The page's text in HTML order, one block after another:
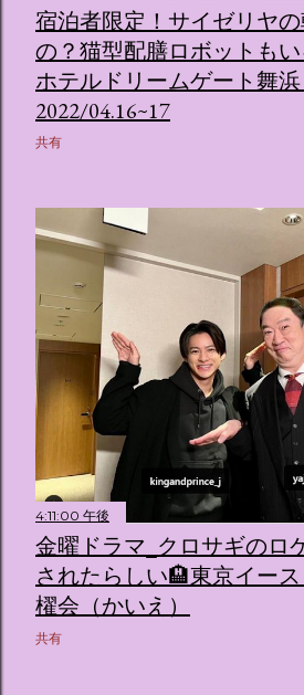
宿泊者限定！サイゼリヤ
の？猫型配膳ロボットも
ホテルドリームゲート舞浜
2022/04.16~17
共有
4:11:00 午後
金曜ドラマ_クロサギのロ
されたらしい🏨東京イー
櫂会（かいえ）
共有